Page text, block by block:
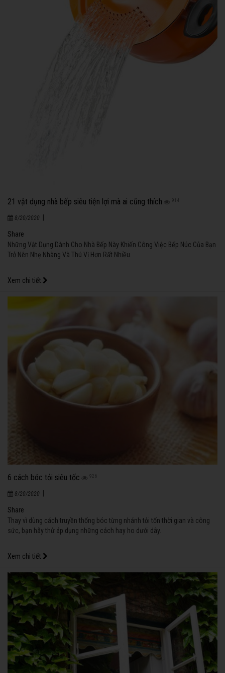
21 vật dụng nhà bếp siêu tiện lợi mà ai cũng thích 914
8/20/2020
Share
Những Vật Dụng Dành Cho Nhà Bếp Này Khiến Công Việc Bếp Núc Của Bạn
Trở Nên Nhẹ Nhàng Và Thú Vị Hơn Rất Nhiều.
Xem chi tiết
6 cách bóc tỏi siêu tốc 926
8/20/2020
Share
Thay vì dùng cách truyền thống bóc từng nhánh tỏi tốn thời gian và công
sức, bạn hãy thử áp dụng những cách hay ho dưới dây.
Xem chi tiết